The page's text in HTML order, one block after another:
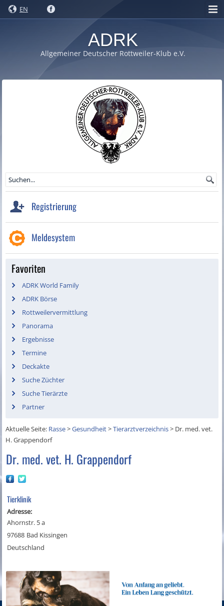
EN
ADRK
Allgemeiner Deutscher Rottweiler-Klub e.V.
Registrierung
Meldesystem
Favoriten
ADRK World Family
ADRK Börse
Rottweilervermittlung
Panorama
Ergebnisse
Termine
Deckakte
Suche Züchter
Suche Tierärzte
Partner
Aktuelle Seite: Rasse>Gesundheit>Tierarztverzeichnis> Dr. med. vet.
H. Grappendorf
Dr. med. vet. H. Grappendorf
Tierklinik
Adresse:
Ahornstr. 5 a
97688 Bad Kissingen
Deutschland